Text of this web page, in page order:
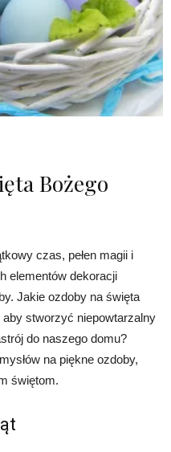
Bożego
czas, pełen magii i
elementów dekoracji
Jakie ozdoby na święta
stworzyć niepowtarzalny
do naszego domu?
na piękne ozdoby,
świętom.